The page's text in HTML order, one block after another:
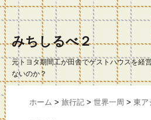
みちしるべ２
元トヨタ期間工が田舎でゲストハウスを経
ないのか？
ホーム > 旅行記 > 世界一周 > 東ア